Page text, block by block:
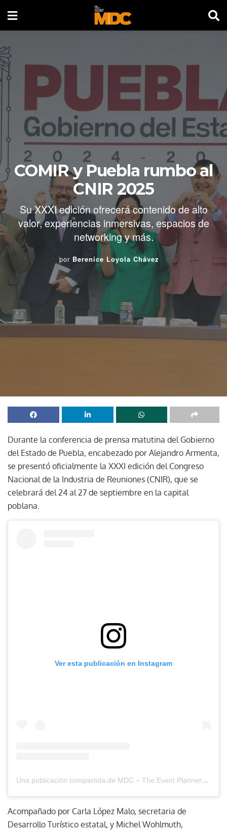
COMIR y Puebla rumbo al
CNIR 2025
Su XXXI edición ofrecerá contenido de alto
valor, experiencias inmersivas, espacios de
networking y más.
por Berenice Loyola Chávez
Durante la conferencia de prensa matutina del Gobierno
del Estado de Puebla, encabezado por Alejandro Armenta,
se presentó oficialmente la XXXI edición del Congreso
Nacional de la Industria de Reuniones (CNIR), que se
celebrará del 24 al 27 de septiembre en la capital
poblana.
Ver esta publicación en Instagram
Una publicación compartida de MDC – The Event Planners Magazine (@mdc_magazine)
Acompañado por Carla López Malo, secretaria de
Desarrollo Turístico estatal, y Michel Wohlmuth,